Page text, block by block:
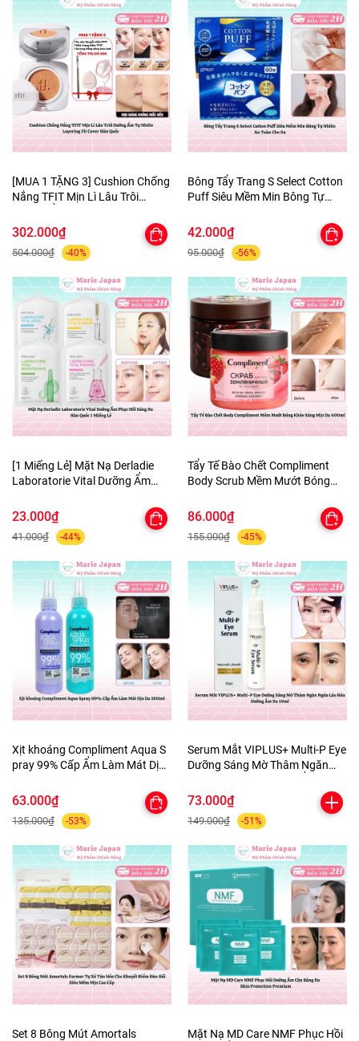
[MUA 1 TẶNG 3] Cushion Chống
Nắng TFIT Mịn Lì Lâu Trôi
Fit Cover Hàn Quốc
302.000₫
504.000₫ -40%
Bông Tẩy Trang S Select Cotton
Puff Siêu Mềm Min Bông Tự
42.000₫
95.000₫ -56%
[1 Miếng Lẻ] Mặt Nạ Derladie
Laboratorie Vital Dưỡng Ẩm
23.000₫
41.000₫ -44%
Tẩy Tế Bào Chết Compliment
Body Scrub Mềm Mướt Bóng
86.000₫
155.000₫ -45%
Xịt khoáng Compliment Aqua S
pray 99% Cấp Ẩm Làm Mát Dịu
63.000₫
135.000₫ -53%
Serum Mắt VIPLUS+ Multi-P Eye
Dưỡng Sáng Mờ Thâm Ngăn
10ml
73.000₫
149.000₫ -51%
Set 8 Bông Mút Amortals
Mặt Nạ MD Care NMF Phục Hồi